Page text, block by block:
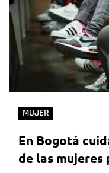
MUJER
En Bogotá
de las